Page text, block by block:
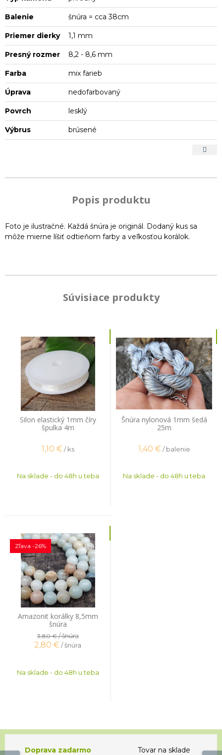
Balenie šnúra = cca 38cm
Priemer dierky 1,1 mm
Presný rozmer 8,2 - 8,6 mm
Farba mix farieb
Úprava nedofarbovaný
Povrch lesklý
Výbrus brúsené
Popis produktu
Foto je ilustračné. Každá šnúra je originál. Dodaný kus sa
môže mierne líšiť odtieňom farby a veľkosťou korálok.
Súvisiace produkty
Silon elastický 1mm číry
špulka 4m
1,10 € / ks
Na sklade - do 48h u teba
Šnúra nylonová 1mm šedá
25m
1,40 € / balenie
Na sklade - do 48h u teba
Amazonit korálky 8,5mm
šnúra
Zľava -26%
3,80 €/ šnúra
2,80 €/ šnúra
Na sklade - do 48h u teba
Doprava zadarmo
Tovar na sklade